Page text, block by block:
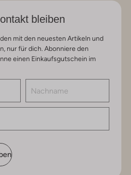
bleiben
mit den neuesten Artikeln und
nur für dich. Abonniere den
einen Einkaufsgutschein im